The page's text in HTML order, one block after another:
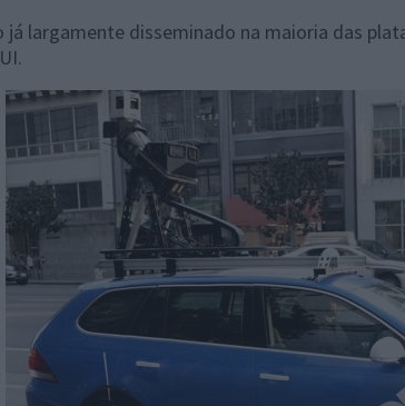
já largamente disseminado na maioria das